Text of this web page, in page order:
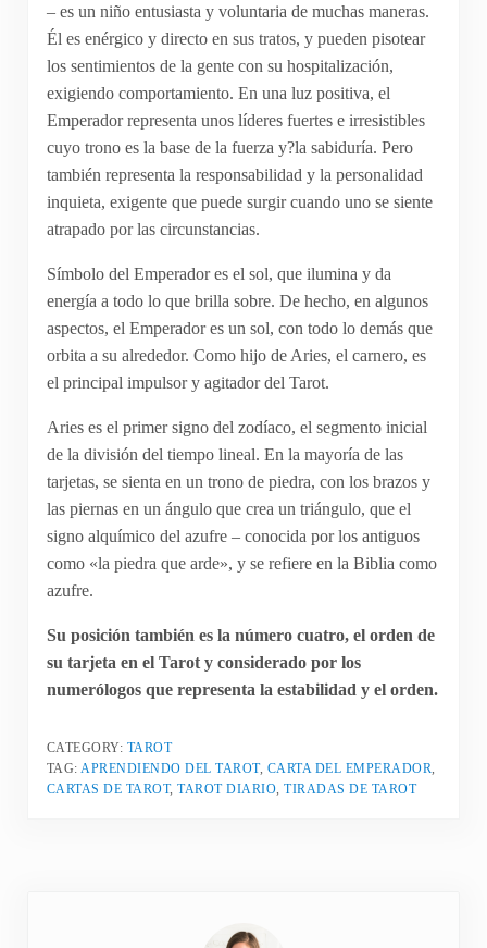
– es un niño entusiasta y voluntaria de muchas maneras.
Él es enérgico y directo en sus tratos, y pueden pisotear
los sentimientos de la gente con su hospitalización,
exigiendo comportamiento. En una luz positiva, el
Emperador representa unos líderes fuertes e irresistibles
cuyo trono es la base de la fuerza y?la sabiduría. Pero
también representa la responsabilidad y la personalidad
inquieta, exigente que puede surgir cuando uno se siente
atrapado por las circunstancias.
Símbolo del Emperador es el sol, que ilumina y da
energía a todo lo que brilla sobre. De hecho, en algunos
aspectos, el Emperador es un sol, con todo lo demás que
orbita a su alrededor. Como hijo de Aries, el carnero, es
el principal impulsor y agitador del Tarot.
Aries es el primer signo del zodíaco, el segmento inicial
de la división del tiempo lineal. En la mayoría de las
tarjetas, se sienta en un trono de piedra, con los brazos y
las piernas en un ángulo que crea un triángulo, que el
signo alquímico del azufre – conocida por los antiguos
como «la piedra que arde», y se refiere en la Biblia como
azufre.
Su posición también es la número cuatro, el orden de
su tarjeta en el Tarot y considerado por los
numerólogos que representa la estabilidad y el orden.
CATEGORY: TAROT
TAG: APRENDIENDO DEL TAROT, CARTA DEL EMPERADOR
CARTAS DE TAROT,TAROT DIARIO ,TIRADAS DE TAROT